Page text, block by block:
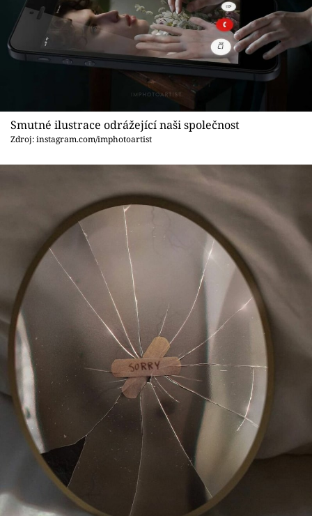
Smutné ilustrace odrážející naši společnost
Zdroj: instagram.com/imphotoartist